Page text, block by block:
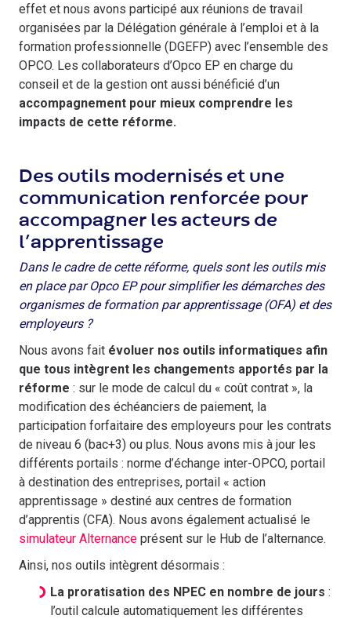
effet et nous avons participé aux réunions de travail
organisées par la Délégation générale à l’emploi et à la
formation professionnelle (DGEFP) avec l’ensemble des
OPCO. Les collaborateurs d’Opco EP en charge du
conseil et de la gestion ont aussi bénéficié d’un
accompagnement pour mieux comprendre les
impacts de cette réforme.
Des outils modernisés et une
communication renforcée pour
accompagner les acteurs de
l’apprentissage
Dans le cadre de cette réforme, quels sont les outils mis
en place par Opco EP pour simplifier les démarches des
organismes de formation par apprentissage (OFA) et des
employeurs ?
Nous avons fait évoluer nos outils informatiques afin
que tous intègrent les changements apportés par la
réforme : sur le mode de calcul du « coût contrat », la
modification des échéanciers de paiement, la
participation forfaitaire des employeurs pour les contrats
de niveau 6 (bac+3) ou plus. Nous avons mis à jour les
différents portails : norme d’échange inter-OPCO, portail
à destination des entreprises, portail « action
apprentissage » destiné aux centres de formation
d’apprentis (CFA). Nous avons également actualisé le
simulateur Alternance présent sur le Hub de l’alternance.
Ainsi, nos outils intègrent désormais :
La proratisation des NPEC en nombre de jours :
l’outil calcule automatiquement les différentes